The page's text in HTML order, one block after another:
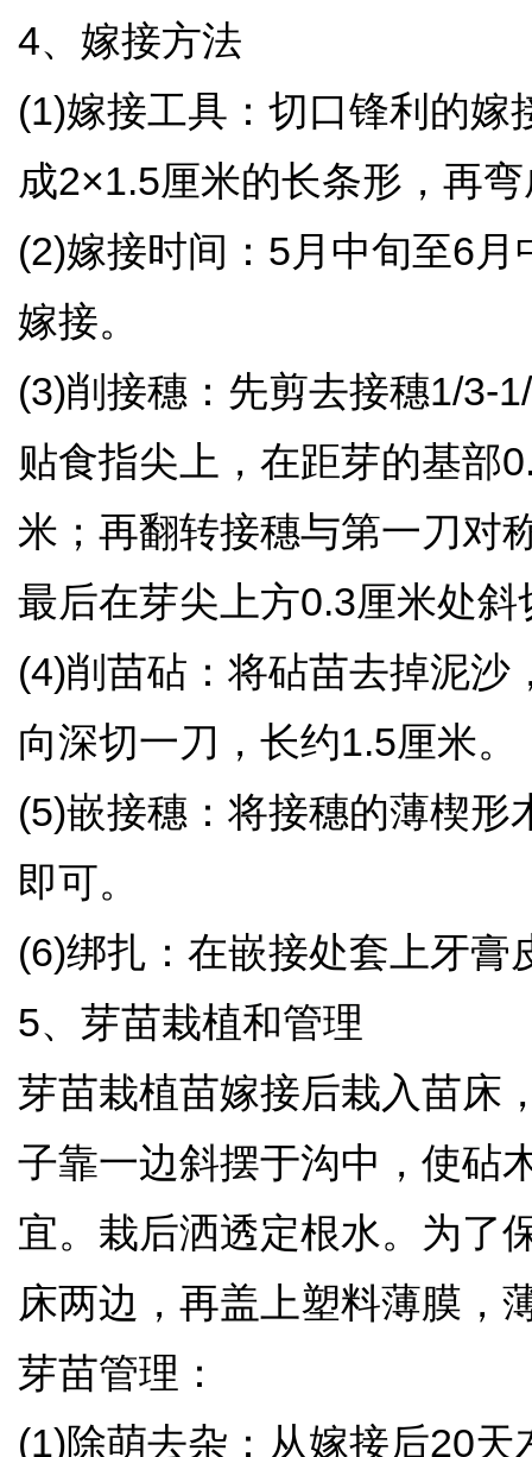
4、嫁接方法
(1)嫁接工具：切口锋利的
成2×1.5厘米的长条形，再
(2)嫁接时间：5月中旬至6
嫁接。
(3)削接穗：先剪去接穗1/3-
贴食指尖上，在距芽的基部
米；再翻转接穗与第一刀对
最后在芽尖上方0.3厘米处
(4)削苗砧：将砧苗去掉泥
向深切一刀，长约1.5厘米
(5)嵌接穗：将接穗的薄楔
即可。
(6)绑扎：在嵌接处套上牙
5、芽苗栽植和管理
芽苗栽植苗嫁接后栽入苗床
子靠一边斜摆于沟中，使砧
宜。栽后洒透定根水。为了
床两边，再盖上塑料薄膜
芽苗管理：
(1)除萌去杂：从嫁接后20